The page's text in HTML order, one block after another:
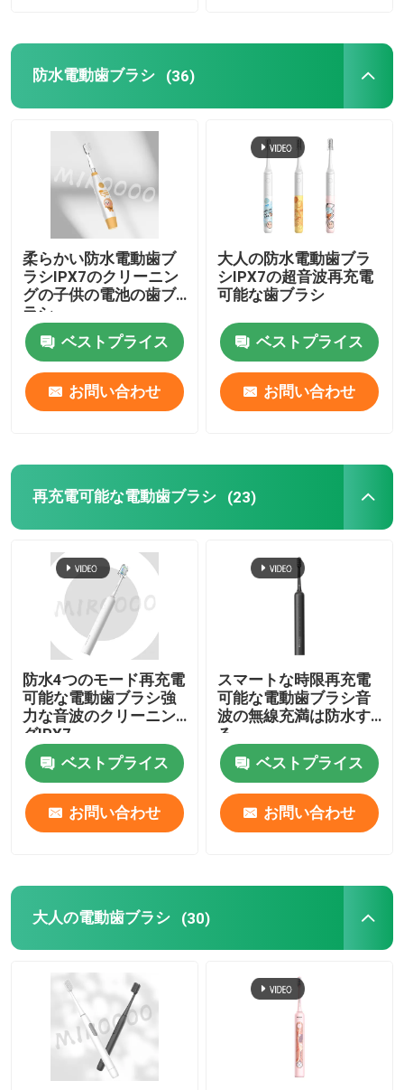
防水電動歯ブラシ (36)
柔らかい防水電動歯ブ
ラシIPX7のクリーニン
グの子供の電池の歯ブ
ラシ
ベストプライス
お問い合わせ
大人の防水電動歯ブラ
シIPX7の超音波再充電
可能な歯ブラシ
ベストプライス
お問い合わせ
再充電可能な電動歯ブラシ (23)
防水4つのモード再充電
可能な電動歯ブラシ強
力な音波のクリーニン
グIPX7
ベストプライス
お問い合わせ
スマートな時限再充電
可能な電動歯ブラシ音
波の無線充満は防水す
る
ベストプライス
お問い合わせ
大人の電動歯ブラシ (30)